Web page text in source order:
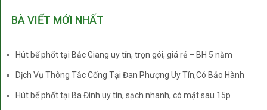
BÀ VIẾT MỚI NHẤT
Hút bể phốt tại Bắc Giang uy tín, trọn gói, giá rẻ – BH 5 năm
Dịch Vụ Thông Tắc Cống Tại Đan Phượng Uy Tín,Có Bảo Hành
Hút bể phốt tại Ba Đình uy tín, sạch nhanh, có mặt sau 15p